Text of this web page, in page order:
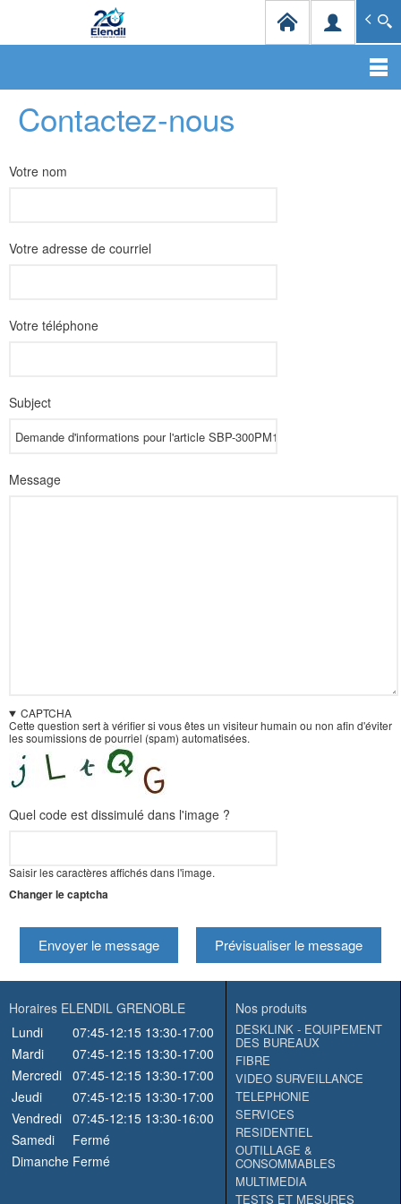
contenu
principal
Spécialiste en infrastructures et solutions de
Contactez-nous
Votre nom
Votre adresse de courriel
Votre téléphone
Subject
Message
CAPTCHA
Cette question sert à vérifier si vous êtes un visiteur humain ou non afin d'éviter
les soumissions de pourriel (spam) automatisées.
Quel code est dissimulé dans l'image ?
Saisir les caractères affichés dans l'image.
Changer le captcha
Envoyer le message Prévisualiser le message
Horaires ELENDIL GRENOBLE
Lundi
07:45-12:15 13:30-17:00
Mardi
07:45-12:15 13:30-17:00
Mercredi 07:45-12:15 13:30-17:00
Jeudi
07:45-12:15 13:30-17:00
Vendredi 07:45-12:15 13:30-16:00
Samedi
Fermé
Dimanche Fermé
Nos produits
DESKLINK - EQUIPEMENT
DES BUREAUX
FIBRE
VIDEO SURVEILLANCE
TELEPHONIE
SERVICES
RESIDENTIEL
OUTILLAGE &
CONSOMMABLES
MULTIMEDIA
TESTS ET MESURES